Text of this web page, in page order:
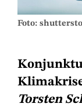
Foto:
Torsten